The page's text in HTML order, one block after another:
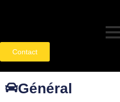
Contact
Général